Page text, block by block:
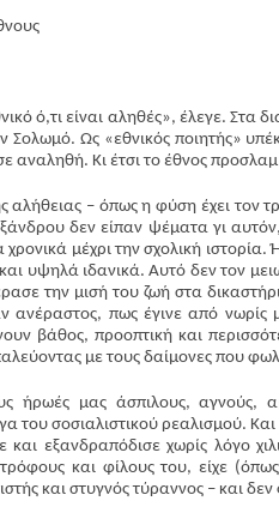
ό,τι είναι αληθές», έλεγε. Στα
Σολωμό. Ως «εθνικός ποιητής»
αναληθή. Κι έτσι το έθνος
αλήθειας – όπως η φύση έχει τον
δεν είπαν ψέματα γι
χρονικά μέχρι την σχολική
υψηλά ιδανικά. Αυτό δεν τον
την μισή του ζωή στα
ανέραστος, πως έγινε από
βάθος, προοπτική και
με τους δαίμονες που
ήρωές μας άσπιλους, αγνούς,
του σοσιαλιστικού ρεαλισμού.
και εξανδραπόδισε χωρίς λόγο
και φίλους του, είχε
και στυγνός τύραννος – και δεν